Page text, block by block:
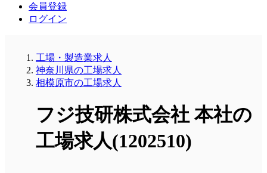
会員登録
ログイン
工場・製造業求人
神奈川県の工場求人
相模原市の工場求人
フジ技研株式会社 本社の
工場求人(1202510)